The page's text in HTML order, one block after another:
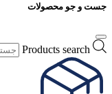
جست و جو محصولات
Products search